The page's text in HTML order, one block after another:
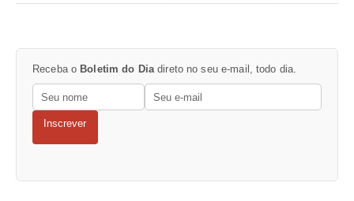
Receba o Boletim do Dia direto no seu e-mail, todo dia.
Inscrever